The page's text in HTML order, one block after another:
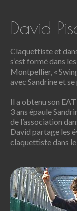
David
Claquettiste et
s’est formé dans
Montpellier, «
avec Sandrine et
Il a obtenu son
3 ans épaule
de l’association
David partage les
claquettiste dans